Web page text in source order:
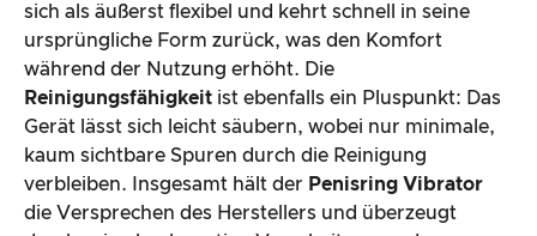
sich als äußerst flexibel und kehrt schnell in seine
ursprüngliche Form zurück, was den Komfort
während der Nutzung erhöht. Die
Reinigungsfähigkeit ist ebenfalls ein Pluspunkt: Das
Gerät lässt sich leicht säubern, wobei nur minimale,
kaum sichtbare Spuren durch die Reinigung
verbleiben. Insgesamt hält der Penisring Vibrator
die Versprechen des Herstellers und überzeugt